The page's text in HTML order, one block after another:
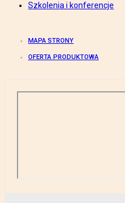
Szkolenia i konferencje
MAPA STRONY
OFERTA PRODUKTOWA